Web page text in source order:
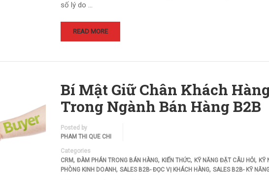
số lý do …
READ MORE
Bí Mật Giữ Chân Khách
Trong Ngành Bán Hàng B2B
Posted by
PHAM THI QUE CHI
Categories
CRM, ĐÀM PHÁN TRONG BÁN HÀNG, KIẾN THỨC, KỸ NĂNG ĐẶT CÂU HỎI , KỸ
PHÒNG KINH DOANH, SALES B2B- ĐỌC VỊ KHÁCH HÀNG, SALES B2B- KỸ